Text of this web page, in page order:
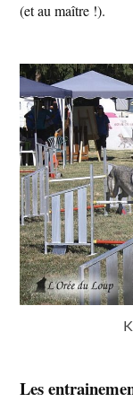
(et au maître !).
Les